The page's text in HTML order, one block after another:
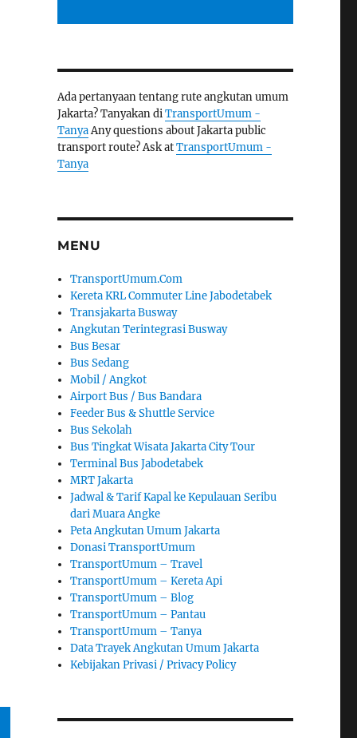
Ada pertanyaan tentang rute angkutan umum
Jakarta? Tanyakan diTransportUmum -
TanyaAny questions about Jakarta public
transport route? Ask atTransportUmum -
Tanya
MENU
TransportUmum.Com
Kereta KRL Commuter Line Jabodetabek
Transjakarta Busway
Angkutan Terintegrasi Busway
Bus Besar
Bus Sedang
Mobil / Angkot
Airport Bus / Bus Bandara
Feeder Bus & Shuttle Service
Bus Sekolah
Bus Tingkat Wisata Jakarta City Tour
Terminal Bus Jabodetabek
MRT Jakarta
Jadwal & Tarif Kapal ke Kepulauan Seribu
dari Muara Angke
Peta Angkutan Umum Jakarta
Donasi TransportUmum
TransportUmum – Travel
TransportUmum – Kereta Api
TransportUmum – Blog
TransportUmum – Pantau
TransportUmum – Tanya
Data Trayek Angkutan Umum Jakarta
Kebijakan Privasi / Privacy Policy